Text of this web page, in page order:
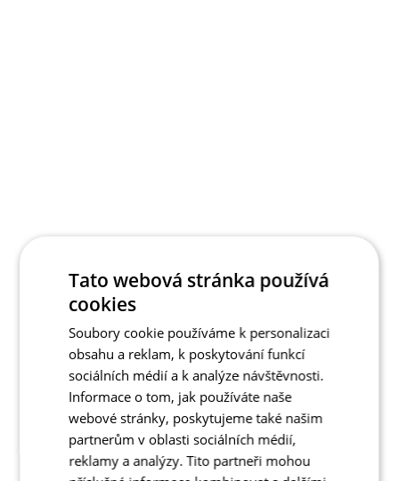
Tato webová stránka používá
cookies
Soubory cookie používáme k personalizaci
obsahu a reklam, k poskytování funkcí
sociálních médií a k analýze návštěvnosti.
Informace o tom, jak používáte naše
webové stránky, poskytujeme také našim
partnerům v oblasti sociálních médií,
reklamy a analýzy. Tito partneři mohou